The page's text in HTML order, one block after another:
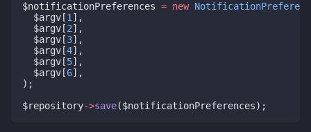
$notificationPreferences = new
  $argv[
1],
  $argv[
2],
  $argv[
3],
  $argv[
4],
  $argv[
5],
  $argv[
6],
);
$repository->save($notificationPreferences);